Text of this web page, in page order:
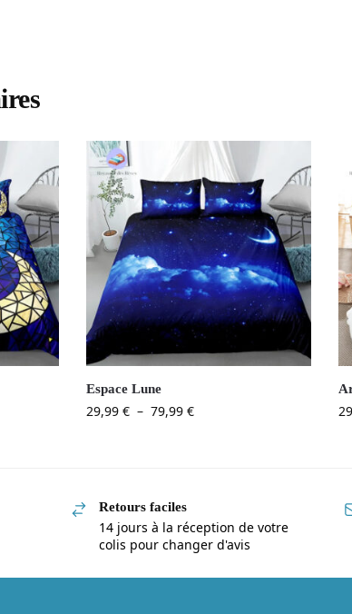
Espace Lune
29,99 € – 79,99 €
Retours faciles
14 jours à la réception de votre
colis pour changer d'avis